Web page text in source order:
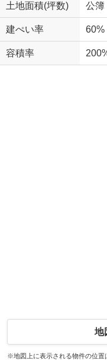
土地面積(坪数) 公
建ぺい率 60%
容積率
地
※地図上に表示される物件の位置